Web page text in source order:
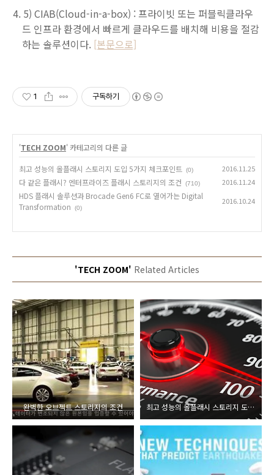
5) CIAB(Cloud-in-a-box) : 프라이빗 또는 퍼블릭클라우
드 인프라 환경에서 빠르게 클라우드를 배치해 비용을 절감
하는 솔루션이다. [본문으로]
1 구독하기
'TECH ZOOM' 카테고리의 다른 글
최고 성능의 올플래시 스토리지 도입 5가지 체크포인트 (0) 2016.11.25
다 같은 플래시? 엔터프라이즈 플래시 스토리지의 조건 (710) 2016.11.24
HDS 플래시 솔루션과 Brocade Gen6 FC로 열어가는 Digital
Transformation
(0)
2016.10.24
'TECH ZOOM' Related Articles
완벽한 오브젝트 스토리지의 조건 최고 성능의 올플래시 스토리지 도입 5가지 체크포인트